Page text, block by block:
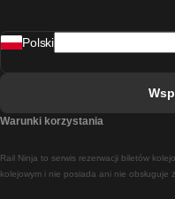
Pociąg
Rail Ninja to serwis rezerwacji biletów
kolejowym i nie posiada ani nie obsługuje
Polski
Warunki korzystania